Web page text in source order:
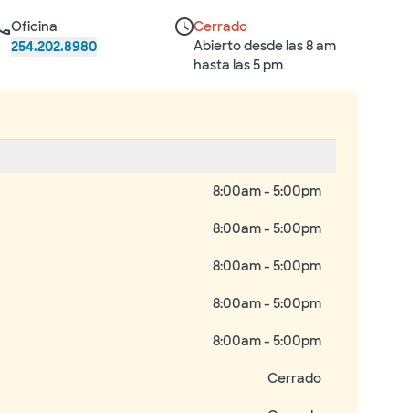
Oficina
254.202.8980
Cerrado
Abierto desde las 8 am
hasta las 5 pm
8:00am - 5:00pm
8:00am - 5:00pm
8:00am - 5:00pm
8:00am - 5:00pm
8:00am - 5:00pm
Cerrado